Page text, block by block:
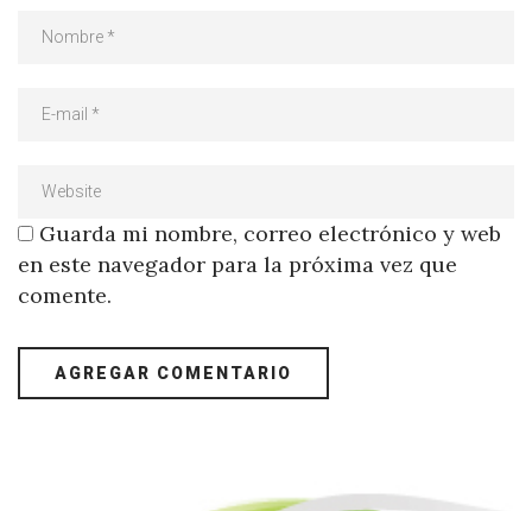
Guarda mi nombre, correo electrónico y web
en este navegador para la próxima vez que
comente.